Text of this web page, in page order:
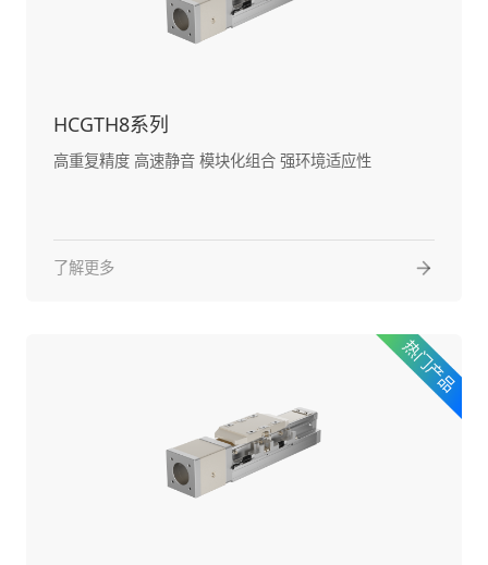
HCGTH8系列
高重复精度 高速静音 模块化组合 强环境适应性
了解更多